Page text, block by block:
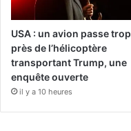
USA : un avion passe trop
près de l’hélicoptère
transportant Trump, une
enquête ouverte
il y a 10 heures